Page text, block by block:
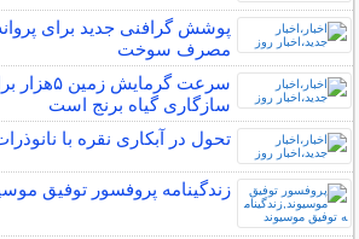
پوشش گرافنی جدید برای
مصرف سوخت
سرعت گرمایش
سازگاری گیاه برنج است
تحول در آبکاری نقره با
زندگینامه پروفسور توفیق